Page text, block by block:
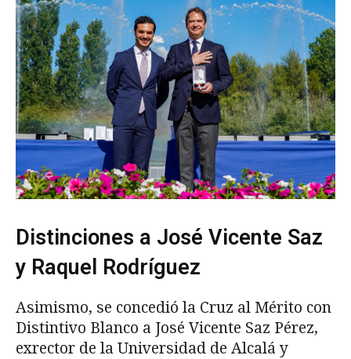
Distinciones a José Vicente Saz
y Raquel Rodríguez
Asimismo, se concedió la Cruz al Mérito con
Distintivo Blanco a José Vicente Saz Pérez,
exrector de la Universidad de Alcalá y